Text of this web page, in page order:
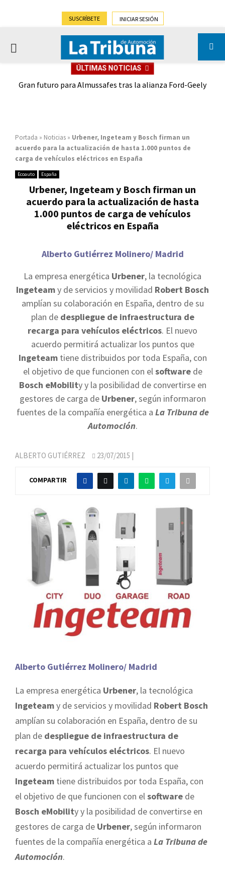
SUSCRÍBETE INICIAR SESIÓN
PRIMARY
ÚLTIMAS NOTICIAS
Gran futuro para Almussafes tras la alianza Ford-Geely
Portada » Noticias » Urbener, Ingeteam y Bosch firman un
acuerdo para la actualización de hasta 1.000 puntos de
carga de vehículos eléctricos en España
Ecoauto España
Urbener, Ingeteam y Bosch firman un
acuerdo para la actualización de hasta
1.000 puntos de carga de vehículos
eléctricos en España
Alberto Gutiérrez Molinero/ Madrid
La empresa energética Urbener, la tecnológica
Ingeteamy de servicios y movilidad Robert Bosch
amplían su colaboración en España, dentro de su
plan de despliegue de infraestructura de
recarga para vehículos eléctricos. El nuevo
acuerdo permitirá actualizar los puntos que
Ingeteamtiene distribuidos por toda España, con
el objetivo de que funcionen con elsoftwarede
Bosch eMobility y la posibilidad de convertirse en
gestores de carga de Urbener, según informaron
fuentes de la compañía energética a La Tribunade
Automoción.
ALBERTO GUTIÉRREZ 23/07/2015 |
COMPARTIR
Alberto Gutiérrez Molinero/ Madrid
La empresa energética Urbener, la tecnológica
Ingeteamy de servicios y movilidad Robert Bosch
amplían su colaboración en España, dentro de su
plan de despliegue de infraestructura de
recarga para vehículos eléctricos. El nuevo
acuerdo permitirá actualizar los puntos que
Ingeteam tiene distribuidos por toda España, con
el objetivo de que funcionen con elsoftware de
Bosch eMobility y la posibilidad de convertirse en
gestores de carga de Urbener, según informaron
fuentes de la compañía energética a La Tribunade
Automoción.